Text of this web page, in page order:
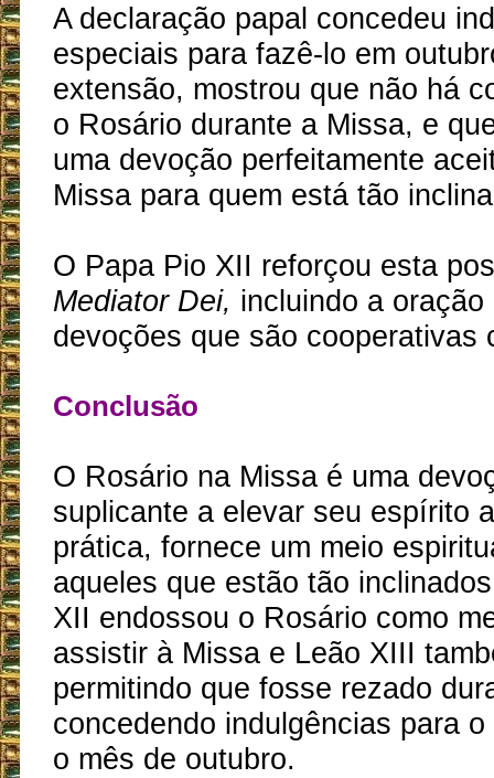
A declaração papal concedeu
especiais para fazê-lo em
extensão, mostrou que não há
o Rosário durante a Missa, e
uma devoção perfeitamente
Missa para quem está tão
O Papa Pio XII reforçou esta
Mediator Dei, incluindo a
devoções que são cooperativas
Conclusão
O Rosário na Missa é uma
suplicante a elevar seu espírito
prática, fornece um meio
aqueles que estão tão
XII endossou o Rosário como
assistir à Missa e Leão XIII
permitindo que fosse rezado
concedendo indulgências para
o mês de outubro.